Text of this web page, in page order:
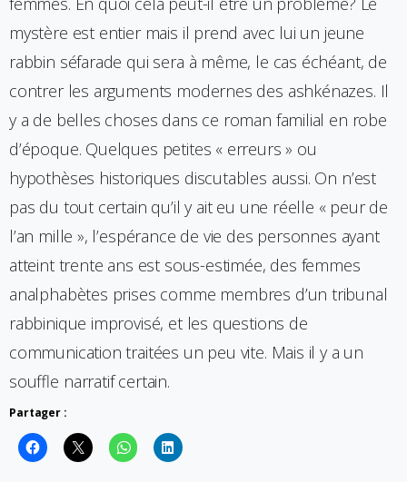
mystère est entier mais il prend avec lui un jeune
rabbin séfarade qui sera à même, le cas échéant, de
contrer les arguments modernes des ashkénazes. Il
y a de belles choses dans ce roman familial en robe
d’époque. Quelques petites « erreurs » ou
hypothèses historiques discutables aussi. On n’est
pas du tout certain qu’il y ait eu une réelle « peur de
l’an mille », l’espérance de vie des personnes ayant
atteint trente ans est sous-estimée, des femmes
analphabètes prises comme membres d’un tribunal
rabbinique improvisé, et les questions de
communication traitées un peu vite. Mais il y a un
souffle narratif certain.
Partager :